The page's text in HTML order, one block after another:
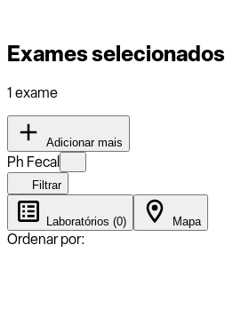
Exames selecionados
1 exame
Adicionar mais
Ph Fecal
Filtrar
Laboratórios (0) Mapa
Ordenar por: